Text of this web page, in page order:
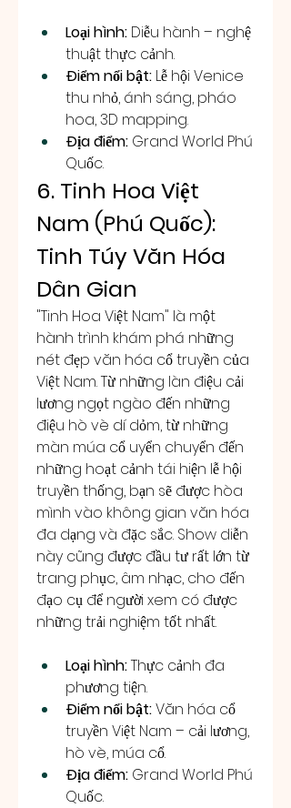
Loại hình: Diễu hành – nghệ
thuật thực cảnh.
Điểm nổi bật: Lễ hội Venice
thu nhỏ, ánh sáng, pháo
hoa, 3D mapping.
Địa điểm: Grand World Phú
Quốc.
6. Tinh Hoa Việt
Nam (Phú Quốc):
Tinh Túy Văn Hóa
Dân Gian
"Tinh Hoa Việt Nam" là một
hành trình khám phá những
nét đẹp văn hóa cổ truyền của
Việt Nam. Từ những làn điệu cải
lương ngọt ngào đến những
điệu hò vè dí dỏm, từ những
màn múa cổ uyển chuyển đến
những hoạt cảnh tái hiện lễ hội
truyền thống, bạn sẽ được hòa
mình vào không gian văn hóa
đa dạng và đặc sắc. Show diễn
này cũng được đầu tư rất lớn từ
trang phục, âm nhạc, cho đến
đạo cụ để người xem có được
những trải nghiệm tốt nhất.
Loại hình: Thực cảnh đa
phương tiện.
Điểm nổi bật: Văn hóa cổ
truyền Việt Nam – cải lương,
hò vè, múa cổ.
Địa điểm: Grand World Phú
Quốc.